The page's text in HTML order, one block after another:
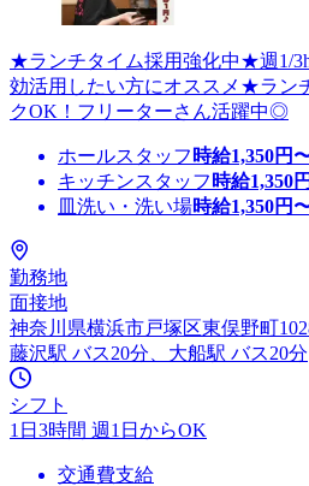
★ランチタイム採用強化中★週1/
効活用したい方にオススメ★ラン
クOK！フリーターさん活躍中◎
ホールスタッフ 時給1,350円
キッチンスタッフ 時給1,350
皿洗い・洗い場時給1,350円
勤務地
面接地
神奈川県横浜市戸塚区東俣野町
藤沢駅 バス20分、大船駅 バス20分
シフト
1日3時間 週1日からOK
交通費支給